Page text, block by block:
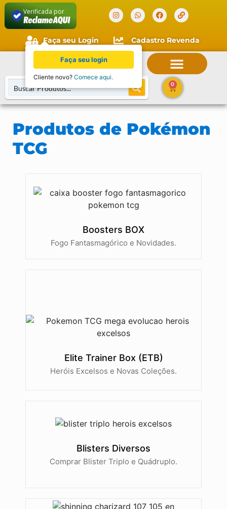
Verificada por
Faça seu Login Cadastro Revenda
0
Produtos de Pokémon
TCG
Boosters BOX
Fogo Fantasmagórico e Novidades.
Elite Trainer Box (ETB)
Heróis Excelsos e Novas Coleções.
Blisters Diversos
Comprar Blister Triplo e Quádruplo.